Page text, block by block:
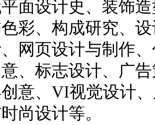
面设计史、装饰
彩、构成研究、
网页设计与制作
、标志设计、广
意、VI视觉设计
尚设计等。